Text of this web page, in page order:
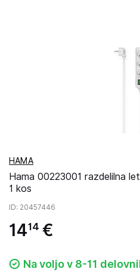
HAMA
Hama 00223001 razdelilna
1 kos
ID: 20457446
1414 €
Na voljo v 8-11